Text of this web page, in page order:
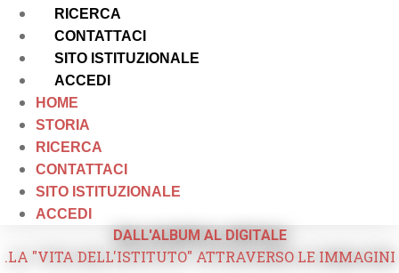
RICERCA
CONTATTACI
SITO ISTITUZIONALE
ACCEDI
HOME
STORIA
RICERCA
CONTATTACI
SITO ISTITUZIONALE
ACCEDI
DALL'ALBUM AL DIGITALE
.LA "VITA DELL'ISTITUTO" ATTRAVERSO LE IMMAGINI